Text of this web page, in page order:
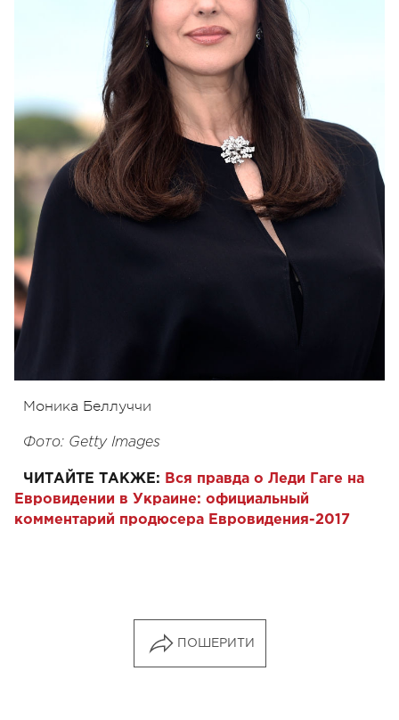
Моника Беллуччи
Фото: Getty Images
ЧИТАЙТЕ ТАКЖЕ: Вся правда о Леди Гаге на
Евровидении в Украине: официальный
комментарий продюсера Евровидения-2017
ПОШЕРИТИ